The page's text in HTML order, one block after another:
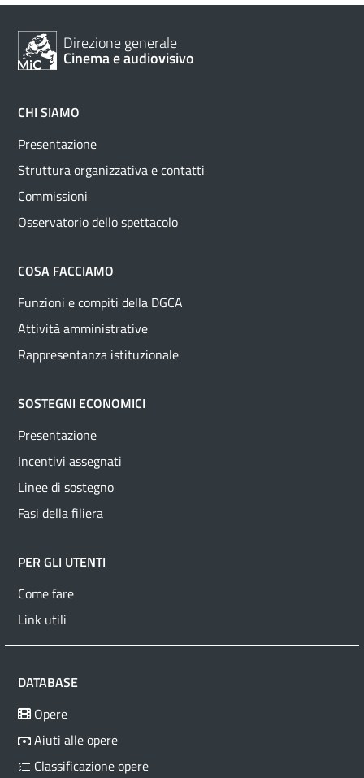
Direzione generale
Cinema e audiovisivo
CHI SIAMO
Presentazione
Struttura organizzativa e contatti
Commissioni
Osservatorio dello spettacolo
COSA FACCIAMO
Funzioni e compiti della DGCA
Attività amministrative
Rappresentanza istituzionale
SOSTEGNI ECONOMICI
Presentazione
Incentivi assegnati
Linee di sostegno
Fasi della filiera
PER GLI UTENTI
Come fare
Link utili
DATABASE
Opere
Aiuti alle opere
Classificazione opere